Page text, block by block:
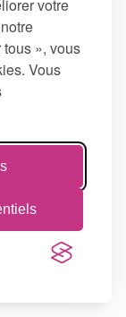
votre
», vous
Vous